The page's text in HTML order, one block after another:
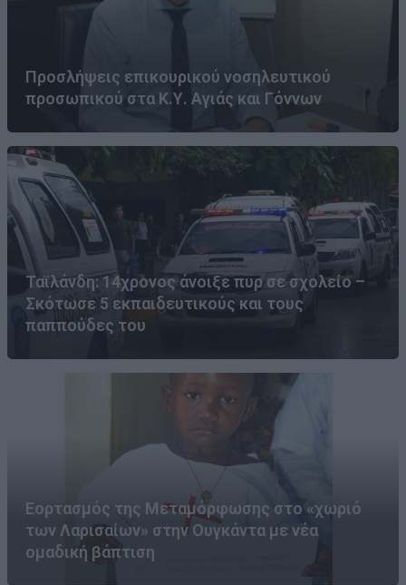
Προσλήψεις επικουρικού νοσηλευτικού
προσωπικού στα Κ.Υ. Αγιάς και Γόννων
Ταϊλάνδη: 14χρονος άνοιξε πυρ σε σχολείο –
Σκότωσε 5 εκπαιδευτικούς και τους
παππούδες του
Εορτασμός της Μεταμόρφωσης στο «χωριό
των Λαρισαίων» στην Ουγκάντα με νέα
ομαδική βάπτιση